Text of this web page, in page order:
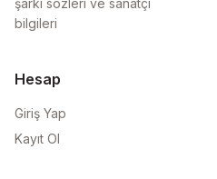
şarkı sözleri ve sanatçı
bilgileri
Hesap
Giriş Yap
Kayıt Ol